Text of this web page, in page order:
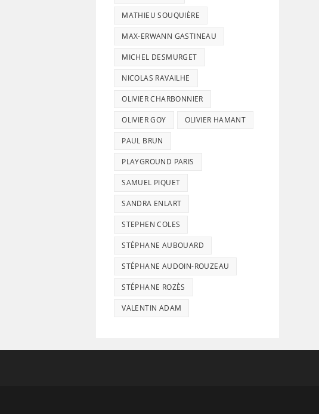
MATHIEU SOUQUIÈRE
MAX-ERWANN GASTINEAU
MICHEL DESMURGET
NICOLAS RAVAILHE
OLIVIER CHARBONNIER
OLIVIER GOY OLIVIER HAMANT
PAUL BRUN
PLAYGROUND PARIS
SAMUEL PIQUET
SANDRA ENLART
STEPHEN COLES
STÉPHANE AUBOUARD
STÉPHANE AUDOIN-ROUZEAU
STÉPHANE ROZÈS
VALENTIN ADAM